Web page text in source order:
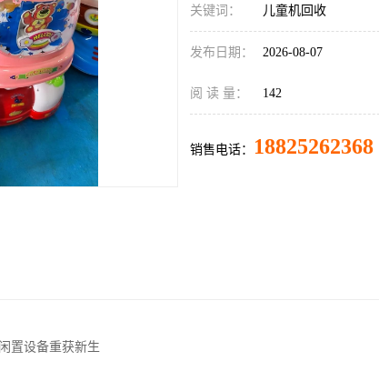
关键词： 儿童机回收
发布日期： 2026-08-07
阅 读 量： 142
销售电话： 18825262368
置设备重获新生